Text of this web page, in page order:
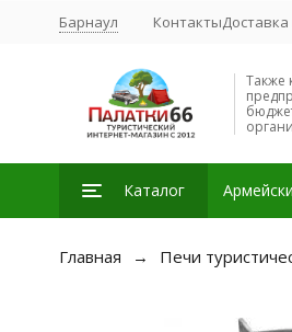
Барнаул Контакты
Также
Каталог
Главная Печи